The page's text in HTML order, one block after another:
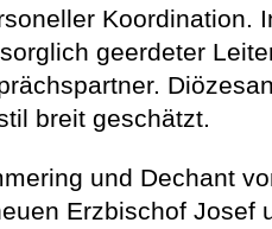
Koordination.
geerdeter
breit geschätzt.
und Dechant
Erzbischof Josef